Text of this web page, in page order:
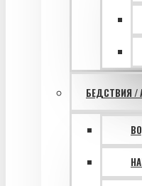
БЕДСТВИЯ /